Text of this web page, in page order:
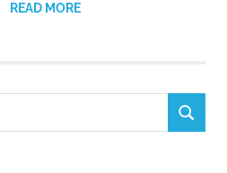
READ MORE
SEARCH